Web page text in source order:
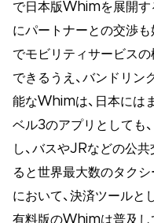
で日本版Whimを展開す
にパートナーとの交渉
でモビリティサービス
できるうえ、バンドリン
能なWhimは、日本には
ベル3のアプリとしても
し、バスやJRなどの公
ると世界最大数のタク
において、決済ツールと
有料版のWhimは普及し